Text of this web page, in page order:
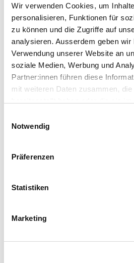
Wir verwenden Cookies, um
personalisieren, Funktionen für
zu können und die Zugriffe auf
analysieren. Ausserdem geben
Verwendung unserer Website an
soziale Medien, Werbung und
Partner:innen führen diese
mit weiteren Daten zusammen, die
Notwendig
Präferenzen
Statistiken
Marketing
Dr. med. Stephan A.
Chefarzt Radiologie,